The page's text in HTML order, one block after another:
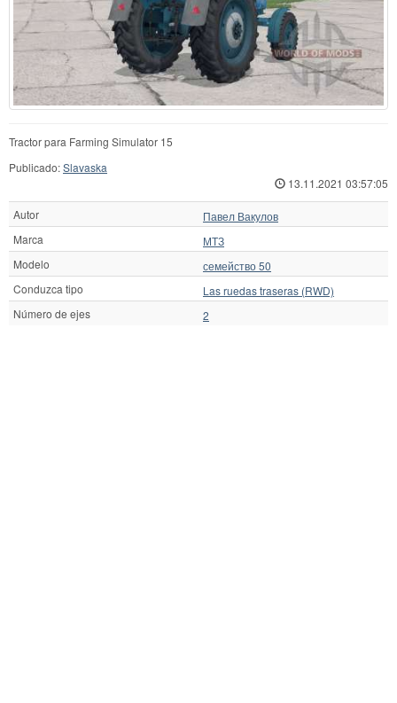
Tractor para Farming Simulator 15
Publicado:Slavaska
13.11.2021 03:57:05
Autor
Павел Вакулов
Marca
МТЗ
Modelo
семейство 50
Conduzca tipo
Las ruedas traseras (RWD)
Número de ejes
2